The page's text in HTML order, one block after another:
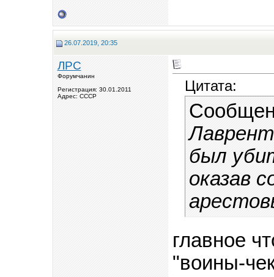
26.07.2019, 20:35
ЛРС
Форумчанин
Регистрация: 30.01.2011
Адрес: СССР
Цитата:
был
оказав
главное
"воины-